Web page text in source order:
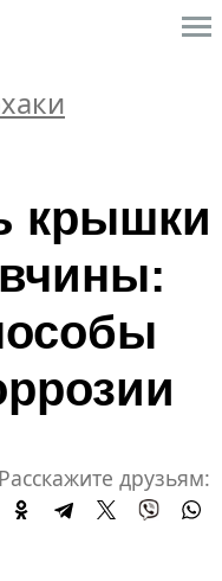
крышки
Расскажите друзьям: